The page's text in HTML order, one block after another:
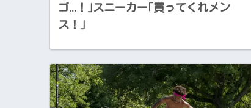
ゴ…！｣スニーカー｢買ってくれメン
ス！｣